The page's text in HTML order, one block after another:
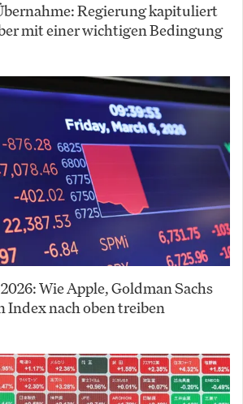
Regierung kapituliert
mit einer wichtigen Bedingung
Wie Apple, Goldman Sachs
Index nach oben treiben